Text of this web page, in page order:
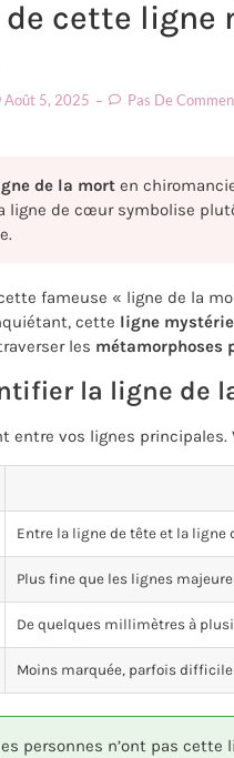
cette ligne
Août 5, 2025 Pas De
de la mort en
ligne de cœur symbolise
fameuse « ligne de la
cette ligne
les métamorphoses
la ligne de
entre vos lignes
Entre la ligne de tête et la ligne
Plus fine que les lignes
De quelques millimètres à
Moins marquée, parfois difficile
personnes n’ont pas